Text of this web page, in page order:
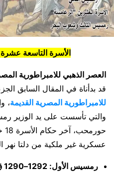
الأسرة التاسعة عشرة 1292 – 1189 ق.م.
العصر الذهبي للامبراطورية
قد بدأناة في المقال السابق
للامبراطورية المصرية القديمة
والتي تأسست على يد الوزير
عسكرية غير ملكية من دلتا نهر
رمسيس الأول: 1292–1290 ق.م.